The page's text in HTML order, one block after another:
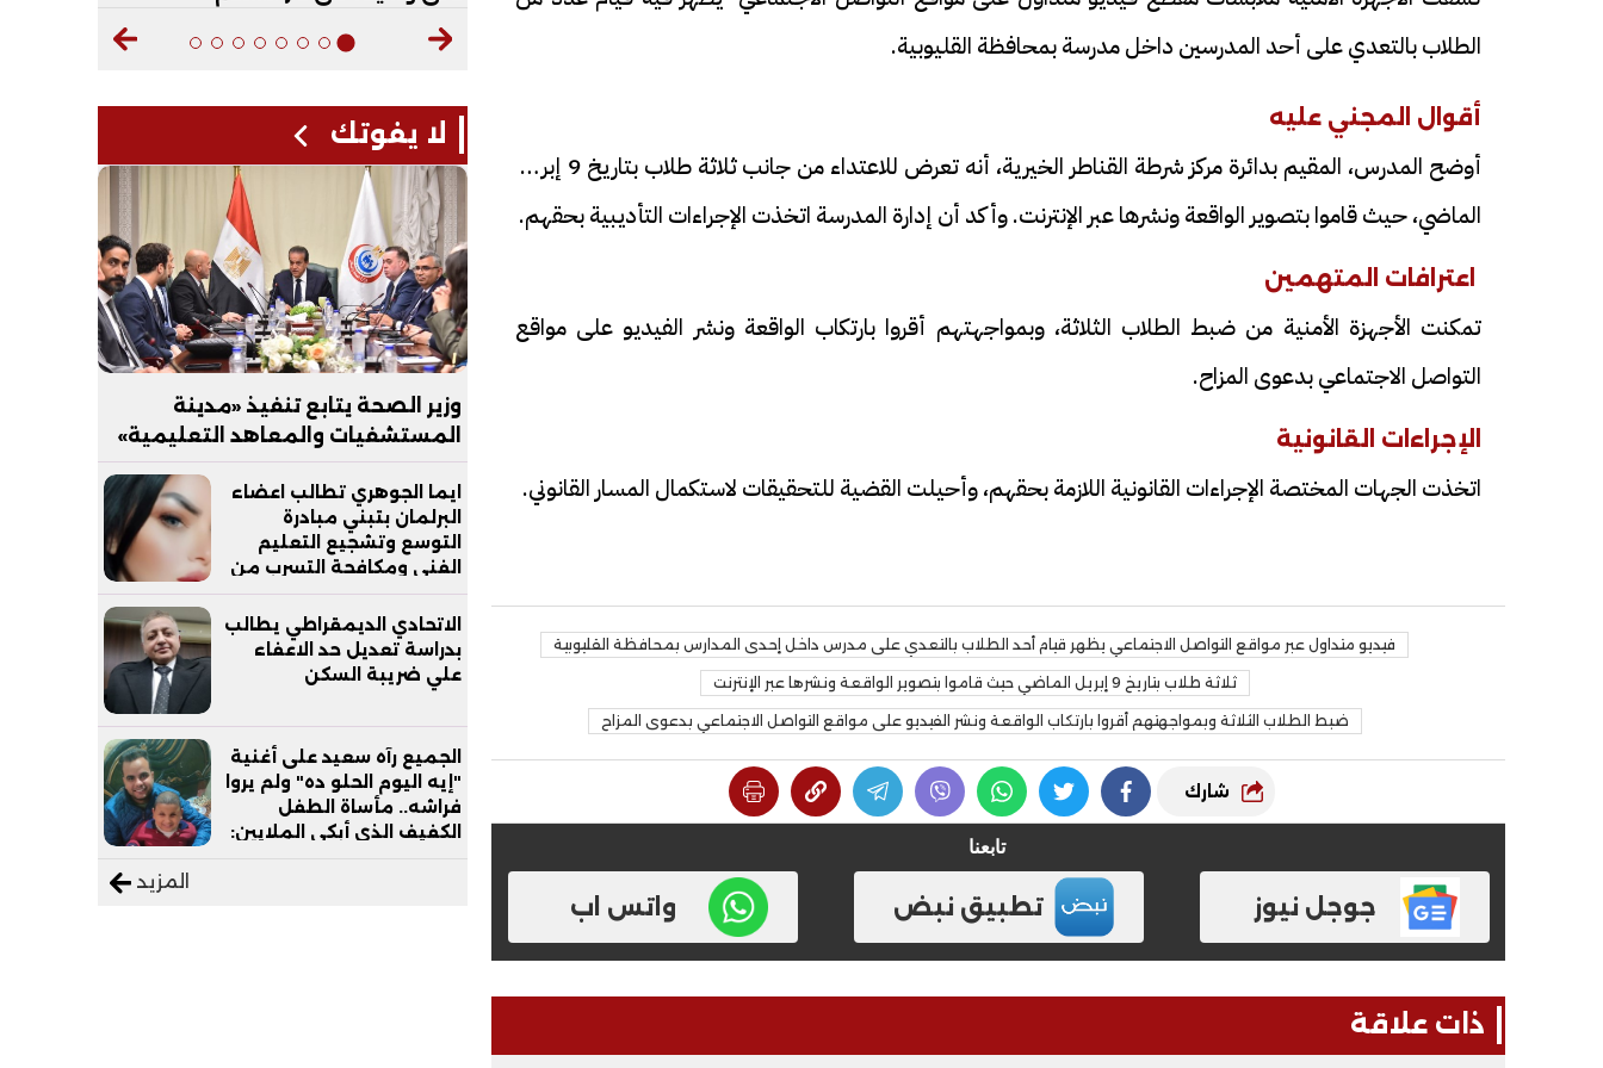
الطلاب بالتعدي على أحد المدرسين داخل مدرسة بمحافظة القليوبية.
أقوال المجني عليه
أوضح المدرس، المقيم بدائرة مركز شرطة القناطر الخيرية، أنه تعرض للاعتداء من جانب ثلاثة طلاب بتاريخ 9 إبريل
الماضي، حيث قاموا بتصوير الواقعة ونشرها عبر الإنترنت. وأكد أن إدارة المدرسة اتخذت الإجراءات التأديبية بحقهم.
اعترافات المتهمين
تمكنت الأجهزة الأمنية من ضبط الطلاب الثلاثة، وبمواجهتهم أقروا بارتكاب الواقعة ونشر الفيديو على مواقع
التواصل الاجتماعي بدعوى المزاح.
الإجراءات القانونية
اتخذت الجهات المختصة الإجراءات القانونية اللازمة بحقهم، وأحيلت القضية للتحقيقات لاستكمال المسار القانوني.
فيديو متداول عبر مواقع التواصل الاجتماعي يظهر قيام أحد الطلاب بالتعدي على مدرس داخل إحدى المدارس بمحافظة القليوبية
ثلاثة طلاب بتاريخ 9 إبريل الماضي حيث قاموا بتصوير الواقعة ونشرها عبر الإنترنت
ضبط الطلاب الثلاثة وبمواجهتهم أقروا بارتكاب الواقعة ونشر الفيديو على مواقع التواصل الاجتماعي بدعوى المزاح
شارك
تابعنا
جوجل نيوز تطبيق نبض واتس اب
ذات علاقة
لا يفوتك
وزير الصحة يتابع تنفيذ «مدينة
المستشفيات والمعاهد التعليمية»
بالعاصمة الجديدة
ايما الجوهري تطالب اعضاء
البرلمان بتبني مبادرة
التوسع وتشجيع التعليم
الفني ومكافحة التسرب من
التعليم
الاتحادي الديمقراطي يطالب
بدراسة تعديل حد الاعفاء
علي ضريبة السكن
الجميع رآه سعيد على أغنية
"إيه اليوم الحلو ده" ولم يروا
فراشه.. مأساة الطفل
الكفيف الذي أبكى الملايين:
المزيد